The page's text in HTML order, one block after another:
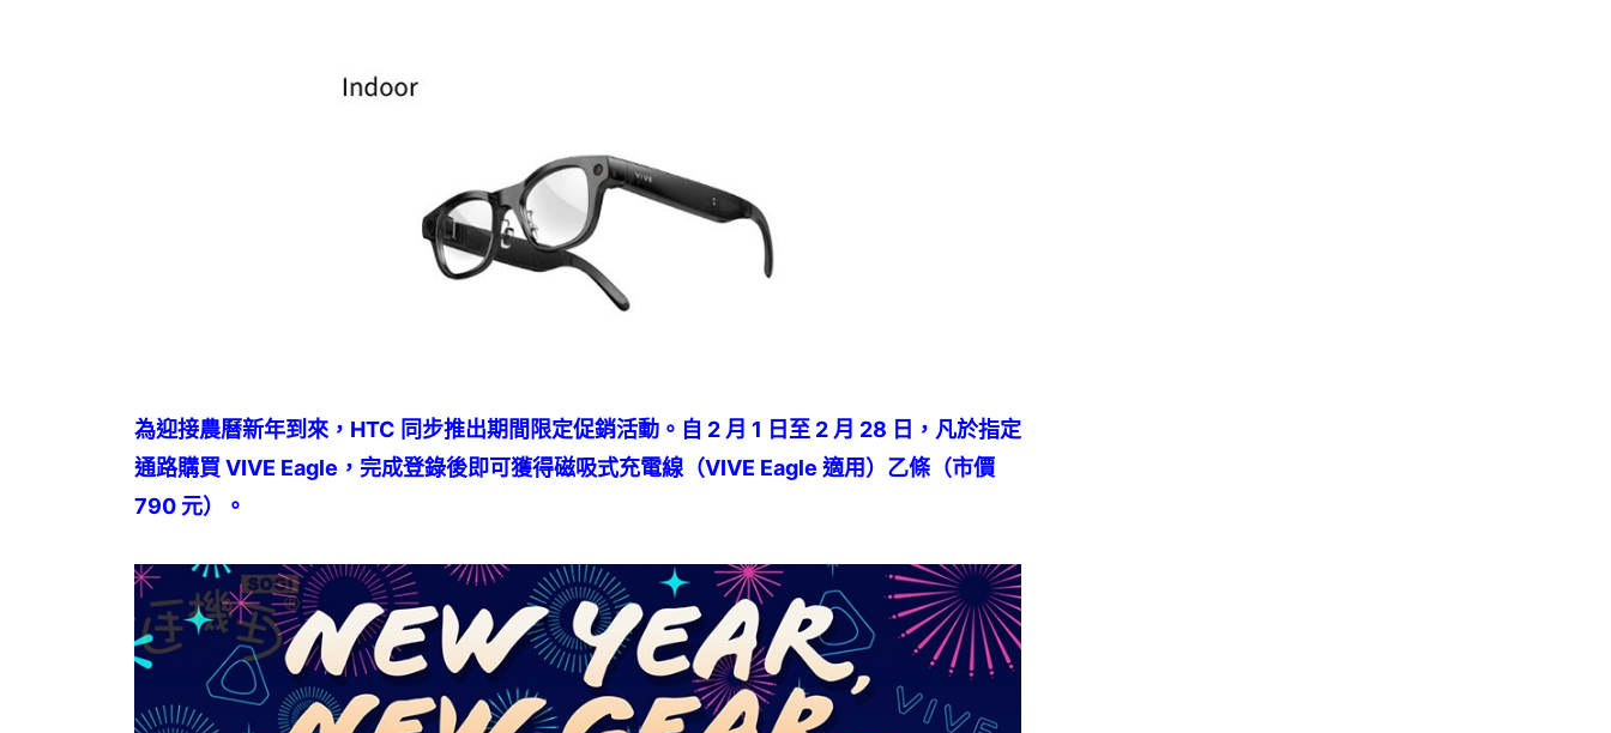
為迎接農曆新年到來，HTC 同步推出期間限定促銷活動。自 2 月 1 日至 2 月 28 日，凡於指定
通路購買 VIVE Eagle，完成登錄後即可獲得磁吸式充電線（VIVE Eagle 適用）乙條（市價
790 元）。